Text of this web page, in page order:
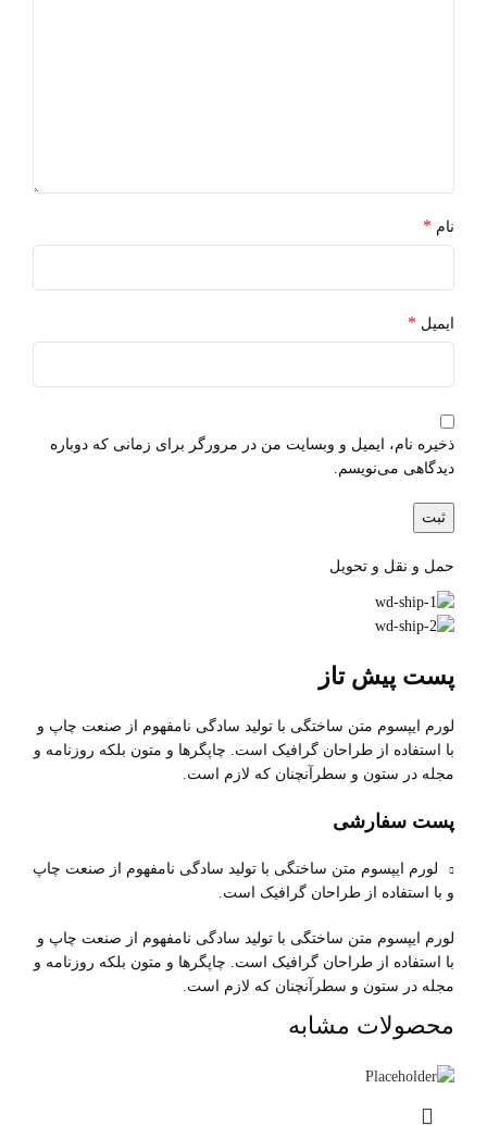
نام *
ایمیل *
ذخیره نام، ایمیل و وبسایت من در مرورگر برای زمانی که دوباره
دیدگاهی می‌نویسم.
حمل و نقل و تحویل
پست پیش تاز
لورم ایپسوم متن ساختگی با تولید سادگی نامفهوم از صنعت چاپ و
با استفاده از طراحان گرافیک است. چاپگرها و متون بلکه روزنامه و
مجله در ستون و سطرآنچنان که لازم است.
پست سفارشی
لورم ایپسوم متن ساختگی با تولید سادگی نامفهوم از صنعت چاپ
و با استفاده از طراحان گرافیک است.
لورم ایپسوم متن ساختگی با تولید سادگی نامفهوم از صنعت چاپ و
با استفاده از طراحان گرافیک است. چاپگرها و متون بلکه روزنامه و
مجله در ستون و سطرآنچنان که لازم است.
محصولات مشابه